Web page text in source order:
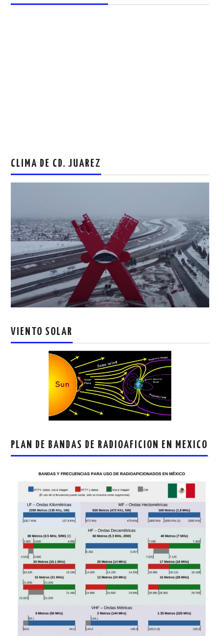
CLIMA DE CD. JUAREZ
VIENTO SOLAR
PLAN DE BANDAS DE RADIOAFICION EN MEXICO